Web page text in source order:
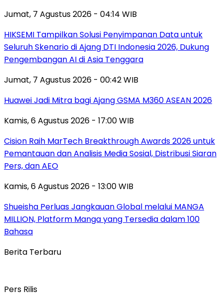
Jumat, 7 Agustus 2026 - 04:14 WIB
HIKSEMI Tampilkan Solusi Penyimpanan Data untuk
Seluruh Skenario di Ajang DTI Indonesia 2026, Dukung
Pengembangan AI di Asia Tenggara
Jumat, 7 Agustus 2026 - 00:42 WIB
Huawei Jadi Mitra bagi Ajang GSMA M360 ASEAN 2026
Kamis, 6 Agustus 2026 - 17:00 WIB
Cision Raih MarTech Breakthrough Awards 2026 untuk
Pemantauan dan Analisis Media Sosial, Distribusi Siaran
Pers, dan AEO
Kamis, 6 Agustus 2026 - 13:00 WIB
Shueisha Perluas Jangkauan Global melalui MANGA
MILLION, Platform Manga yang Tersedia dalam 100
Bahasa
Berita Terbaru
Pers Rilis